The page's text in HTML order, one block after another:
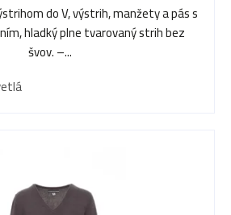
do V, výstrih, manžety a pás s
hladký plne tvarovaný strih bez
švov. –...